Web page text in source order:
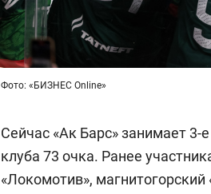
Фото: «БИЗНЕС Online»
Сейчас «Ак Барс» занимает 3-
клуба 73 очка. Ранее
«Локомотив»,